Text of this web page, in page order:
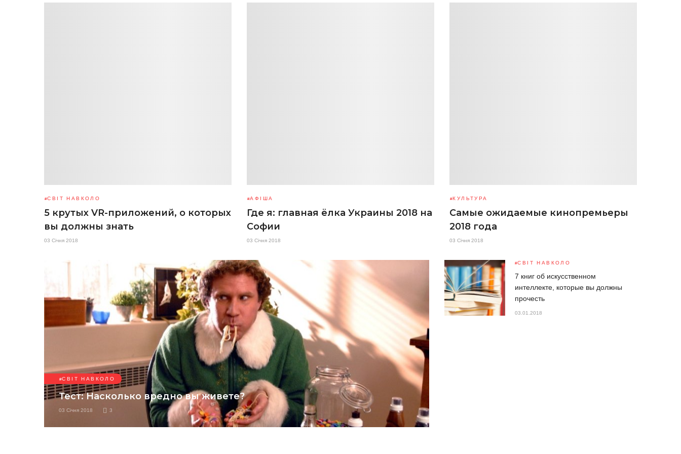
СВІТ НАВКОЛО
5 крутых VR-приложений, о которых
вы должны знать
03 Січня 2018
АФІША
Где я: главная ёлка Украины 2018 на
Софии
03 Січня 2018
КУЛЬТУРА
Самые ожидаемые кинопремьеры
2018 года
03 Січня 2018
СВІТ НАВКОЛО
Тест: Насколько вредно вы живете?
03 Січня 2018 3
СВІТ НАВКОЛО
7 книг об искусственном
интеллекте, которые вы должны
прочесть
03.01.2018